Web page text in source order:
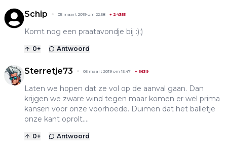
Schip 05 maart 2019 om 22:58 + 24355
Komt nog een praatavondje bij :):)
0+ Antwoord
Sterretje73 05 maart 2019 om 15:47 + 6639
Laten we hopen dat ze vol op de aanval gaan. Dan
krijgen we zware wind tegen maar komen er wel prima
kansen voor onze voorhoede. Duimen dat het balletje
onze kant oprolt....
0+ Antwoord